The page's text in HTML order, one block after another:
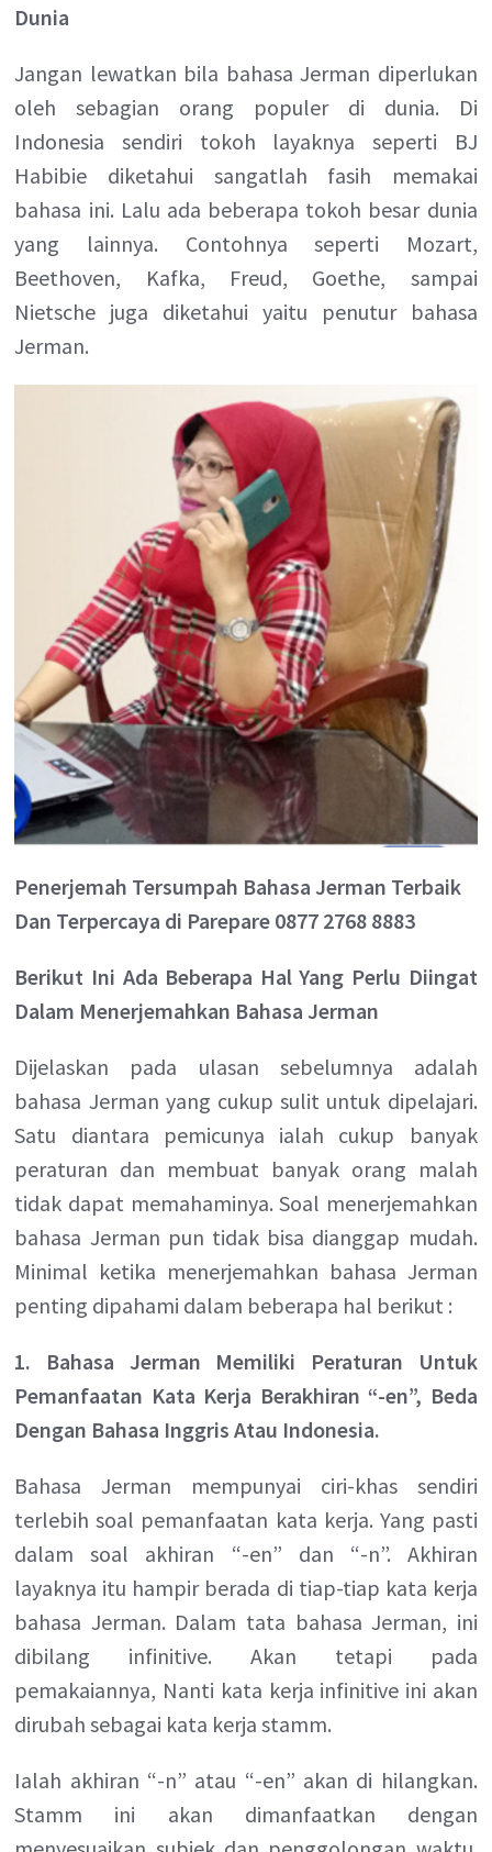
Dunia
Jangan lewatkan bila bahasa Jerman diperlukan
oleh sebagian orang populer di dunia. Di
Indonesia sendiri tokoh layaknya seperti BJ
Habibie diketahui sangatlah fasih memakai
bahasa ini. Lalu ada beberapa tokoh besar dunia
yang lainnya. Contohnya seperti Mozart,
Beethoven, Kafka, Freud, Goethe, sampai
Nietsche juga diketahui yaitu penutur bahasa
Jerman.
Penerjemah Tersumpah Bahasa Jerman Terbaik
Dan Terpercaya di Parepare 0877 2768 8883
Berikut Ini Ada Beberapa Hal Yang Perlu Diingat
Dalam Menerjemahkan Bahasa Jerman
Dijelaskan pada ulasan sebelumnya adalah
bahasa Jerman yang cukup sulit untuk dipelajari.
Satu diantara pemicunya ialah cukup banyak
peraturan dan membuat banyak orang malah
tidak dapat memahaminya. Soal menerjemahkan
bahasa Jerman pun tidak bisa dianggap mudah.
Minimal ketika menerjemahkan bahasa Jerman
penting dipahami dalam beberapa hal berikut :
1. Bahasa Jerman Memiliki Peraturan Untuk
Pemanfaatan Kata Kerja Berakhiran “-en”, Beda
Dengan Bahasa Inggris Atau Indonesia.
Bahasa Jerman mempunyai ciri-khas sendiri
terlebih soal pemanfaatan kata kerja. Yang pasti
dalam soal akhiran “-en” dan “-n”. Akhiran
layaknya itu hampir berada di tiap-tiap kata kerja
bahasa Jerman. Dalam tata bahasa Jerman, ini
dibilang infinitive. Akan tetapi pada
pemakaiannya, Nanti kata kerja infinitive ini akan
dirubah sebagai kata kerja stamm.
Ialah akhiran “-n” atau “-en” akan di hilangkan.
Stamm ini akan dimanfaatkan dengan